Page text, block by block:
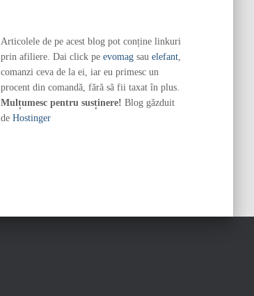
Articolele de pe acest blog pot conține linkuri
prin afiliere. Dai click pe evomagsau elefant,
comanzi ceva de la ei, iar eu primesc un
procent din comandă, fără să fii taxat în plus.
Mulțumesc pentru susținere! Blog găzduit
de Hostinger